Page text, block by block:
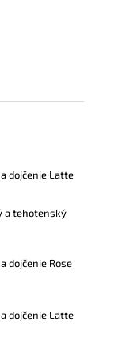
dojčenie Latte
a tehotenský
dojčenie Rose
dojčenie Latte